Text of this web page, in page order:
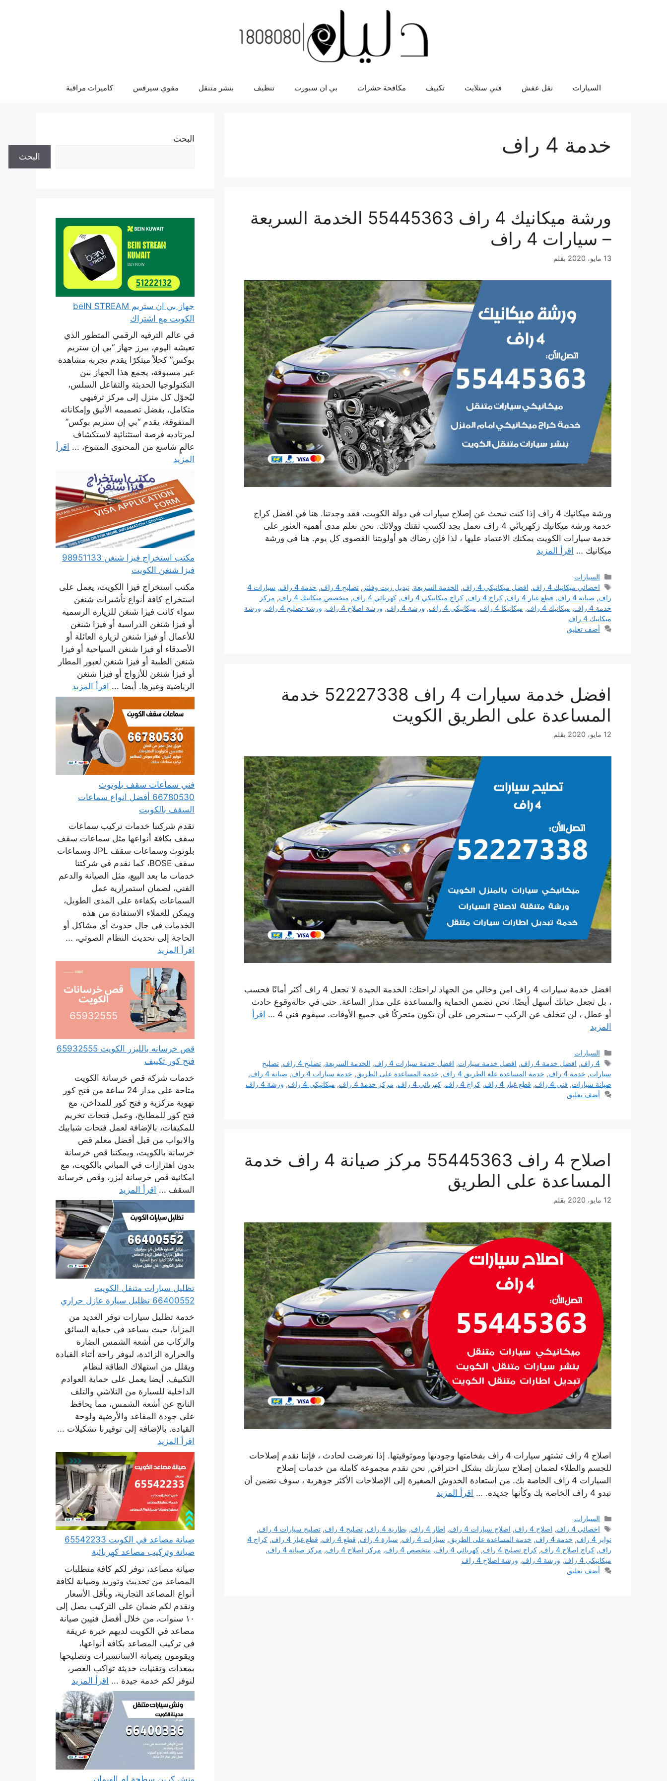
السيارات نقل عفش فني ستلايت تكييف مكافحة حشرات بي ان سبورت تنظيف بنشر متنقل مقوي سيرفس كاميرات مراقبة
خدمة 4 راف
ورشة ميكانيك 4 راف 55445363 الخدمة السريعة
– سيارات 4 راف
13 مايو، 2020 بقلم
ورشة ميكانيك 4 راف إذا كنت تبحث عن إصلاح سيارات في دولة الكويت، فقد وجدتنا. هنا في افضل كراج
خدمة ورشة ميكانيك زكهربائي 4 راف نعمل بجد لكسب ثقتك وولائك. نحن نعلم مدى أهمية العثور على
خدمة سيارات الكويت يمكنك الاعتماد عليها ، لذا فإن رضاك ​​هو أولويتنا القصوى كل يوم. هنا في ورشة
ميكانيك … اقرأ المزيد
التصنيفات
السيارات
الوسوم
اخصائي ميكانيك 4 راف , افضل ميكانيكي 4 راف , الخدمة السريعة,تبديل زيت وفلتر ,تصليح 4 راف , خدمة 4 راف ,
سيارات 4
راف, صيانة 4 راف , قطع غيار 4 راف , كراج 4 راف , كراج ميكانيكي 4 راف , كهربائي 4 راف , متخصص ميكانيك 4 راف , مركز
خدمة 4 راف
, ميكانيك 4 راف , ميكانيكا 4 راف , ميكانيكي 4 راف , ورشة 4 راف , ورشة اصلاح 4 راف , ورشة تصليح 4 راف , ورشة
ميكانيك 4 راف
أضف تعليق
افضل خدمة سيارات 4 راف 52227338 خدمة
المساعدة على الطريق الكويت
12 مايو، 2020 بقلم
افضل خدمة سيارات 4 راف امن وخالي من الجهاد لراحتك: الخدمة الجيدة لا تجعل 4 راف أكثر أمانًا فحسب
، بل تجعل حياتك أسهل أيضًا. نحن نضمن الحماية والمساعدة على مدار الساعة. حتى في حالةوقوع حادث
أو عطل ، لن تتخلف عن الركب – سنحرص على أن تكون متحركًا في جميع الأوقات. سيقوم فني 4 …
اقرأ
المزيد
التصنيفات
السيارات
الوسوم
4 راف , افضل خدمة 4 راف , افضل خدمة سيارات, افضل خدمة سيارات 4 راف , الخدمة السريعة,تصليح 4 راف ,تصليح
سيارات, خدمة 4 راف , خدمة المساعدة علة الطريق 4 راف , خدمة المساعدة على الطريق, خدمة سيارات 4 راف , صيانة 4 راف
,
صيانة سيارات, فني 4 راف , قطع غيار 4 راف , كراج 4 راف , كهربائي 4 راف , مركز خدمة 4 راف , ميكانيكي 4 راف , ورشة 4 راف
أضف تعليق
اصلاح 4 راف 55445363 مركز صيانة 4 راف خدمة
المساعدة على الطريق
12 مايو، 2020 بقلم
اصلاح 4 راف تشتهر سيارات 4 راف بفخامتها وجودتها وموثوقيتها. إذا تعرضت لحادث ، فإننا نقدم إصلاحات
للجسم والطلاء لضمان إصلاح سيارتك بشكل احترافي, نحن نقدم مجموعة كاملة من خدمات إصلاح
السيارات 4 راف الخاصة بك. من استعادة الخدوش الصغيرة إلى الإصلاحات الأكثر جوهرية ، سوف نضمن أن
تبدو 4 راف الخاصة بك وكأنها جديدة. …
اقرأ المزيد
التصنيفات
السيارات
الوسوم
اخصائي 4 راف , اصلاح 4 راف , اصلاح سيارات 4 راف , اطار 4 راف , بطارية 4 راف ,تصليح 4 راف ,تصليح سيارات 4 راف
,
تواير 4 راف
, خدمة 4 راف , خدمة المساعدة على الطريق, سيارات 4 راف , سيارة 4 راف , قطع 4 راف , قطع غيار 4 راف ,
كراج 4
راف, كراج اصلاح 4 راف , كراج تصليج 4 راف , كهربائي 4 راف , متخصص 4 راف , مركز اصلاح 4 راف , مركز صيانة 4 راف
,
ميكانيكي 4 راف
, ورشة 4 راف , ورشة اصلاح 4 راف
أضف تعليق
البحث
البحث
جهاز بي ان ستريم beIN STREAM
الكويت مع اشتراك
في عالم الترفيه الرقمي المتطور الذي
تعيشه اليوم، يبرز جهاز “بي إن ستريم
بوكس” كحلاً مبتكرًا يقدم تجربة مشاهدة
غير مسبوقة، يجمع هذا الجهاز بين
التكنولوجيا الحديثة والتفاعل السلس،
ليُحوّل كل منزل إلى مركز ترفيهي
متكامل، بفضل تصميمه الأنيق وإمكاناته
المتفوقة، يقدم “بي إن ستريم بوكس”
لمرتاديه فرصة استثنائية لاستكشاف
عالمٍ شاسع من المحتوى المتنوع، ... اقرأ
المزيد
مكتب استخراج فيزا شنغن 98951133
فيزا شنغن الكويت
مكتب استخراج فيزا الكويت، يعمل على
استخراج كافة أنواع تأشيرات شنغن
سواء كانت فيزا شنغن للزيارة الرسمية
أو فيزا شنغن الدراسية أو فيزا شنغن
للأعمال أو فيزا شنغن لزيارة العائلة أو
الأصدقاء أو فيزا شنغن السياحية أو فيزا
شنغن الطبية أو فيزا شنغن لعبور المطار
أو فيزا شنغن للأزواج أو فيزا شنغن
الرياضية وغيرها. أيضا ... اقرأ المزيد
فني سماعات سقف بلوتوث
66780530 أفضل انواع سماعات
السقف بالكويت
تقدم شركتنا خدمات تركيب سماعات
سقف بكافة أنواعها مثل سماعات سقف
بلوتوث وسماعات سقف JPL وسماعات
سقف BOSE، كما نقدم في شركتنا
خدمات ما بعد البيع، مثل الصيانة والدعم
الفني، لضمان استمرارية عمل
السماعات بكفاءة على المدى الطويل،
ويمكن للعملاء الاستفادة من هذه
الخدمات في حال حدوث أي مشاكل أو
الحاجة إلى تحديث النظام الصوتي، ...
اقرأ المزيد
قص خرسانه بالليزر الكويت 65932555
فتح كور تكييف
خدمات شركة قص خرسانة الكويت
متاحة على مدار 24 ساعة من فتح كور
تهوية مركزية و فتح كور للمداخن، مع
فتح كور للمطابخ، وعمل فتحات تخريم
للمكيفات، بالإضافة لعمل فتحات شبابيك
والابواب من قبل أفضل معلم قص
خرسانة بالكويت، ويمكننا قص خرسانة
بدون اهتزازات في المباني بالكويت، مع
امكانية قص خرسانة ليزر، وقص خرسانة
السقف ... اقرأ المزيد
تظليل سيارات متنقل الكويت
66400552 تظليل سيارة عازل حراري
خدمة تظليل سيارات توفر العديد من
المزايا، حيث يساعد في حماية السائق
والركاب من أشعة الشمس الضارة
والحرارة الزائدة، ليوفر راحة أثناء القيادة
ويقلل من استهلاك الطاقة لنظام
التكييف. أيضا يعمل على حماية العوادم
الداخلية للسيارة من التلاشي والتلف
الناتج عن أشعة الشمس، مما يحافظ
على جودة المقاعد والأرضية ولوحة
القيادة. بالإضافة إلى توفيرنا تشكيلات ...
اقرأ المزيد
صيانة مصاعد في الكويت 65542233
صيانة وتركيب مصاعد كهربائية
صيانة مصاعد، نوفر لكم كافة متطلبات
المصاعد من تحديث وتوريد وصيانة لكافة
أنواع المصاعد التجارية، وبأقل الأسعار
ونقدم لكم ضمان على التركيب يصل إلى
١٠ سنوات، من خلال أفضل فنيين صيانة
مصاعد في الكويت لديهم خبرة عريقة
في تركيب المصاعد بكافة أنواعها،
ويقومون بصيانة الاسانسيرات وتصليحها
بمعدات وتقنيات حديثة تواكب العصر،
لنوفر لكم خدمة جيدة ... اقرأ المزيد
ونش كرين سطحة ام الهيمان